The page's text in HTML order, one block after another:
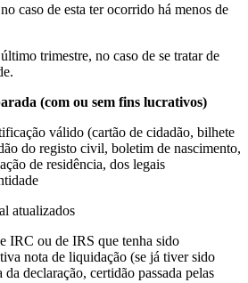
caso de esta ter ocorrido há menos de
trimestre, no caso de se tratar de
(com ou sem fins lucrativos)
válido (cartão de cidadão, bilhete
do registo civil, boletim de nascimento,
de residência, dos legais
atualizados
IRC ou de IRS que tenha sido
nota de liquidação (se já tiver sido
declaração, certidão passada pelas